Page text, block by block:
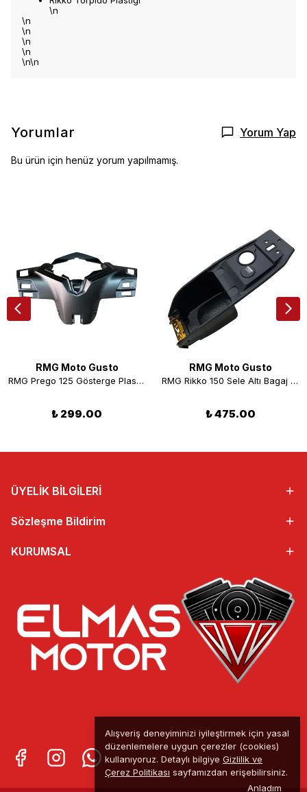
Alışveriş deneyiminizi iyileştirmek için yasal
düzenlemelere uygun çerezler (cookies)
kullanıyoruz. Detaylı bilgiye Gizlilik ve
Çerez Politikası sayfamızdan erişebilirsiniz.
Anladım
\n
\n
\n
\n
\n
\n\n
Yorumlar Yorum Yap
Bu ürün için henüz yorum yapılmamış.
RMG Moto Gusto
RMG Prego 125 Gösterge Plastiği Füme
₺ 299.00
RMG Moto Gusto
RMG Rikko 150 Sele Altı Bagaj Plastiği
₺ 475.00
ÜYELİK BİLGİLERİ
Sözleşme Bildirim
KURUMSAL